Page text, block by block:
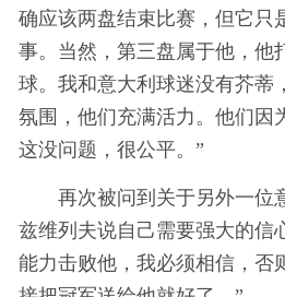
确应该两盘结束比赛，但它只
事。当然，第三盘属于他，他
球。我和意大利球迷没有芥蒂
氛围，他们充满活力。他们因
这没问题，很公平。”
再次被问到关于另外一位
兹维列夫说自己需要强大的信
能力击败他，我必须相信，否